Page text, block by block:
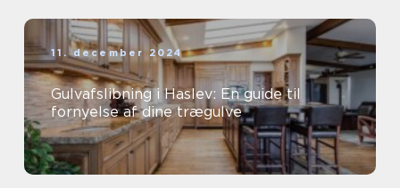
11. december 2024
Gulvafslibning i Haslev: En guide til
fornyelse af dine trægulve